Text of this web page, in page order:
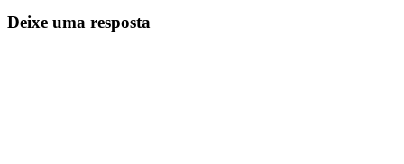
Deixe uma resposta